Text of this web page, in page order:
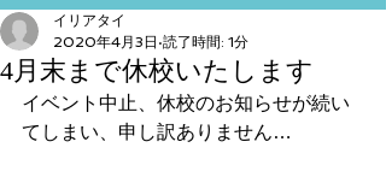
4月末まで休校いたします
イリアタイ
2020年4月3日 読了時間: 1分
イベント中止、休校のお知らせが続い
てしまい、申し訳ありません…